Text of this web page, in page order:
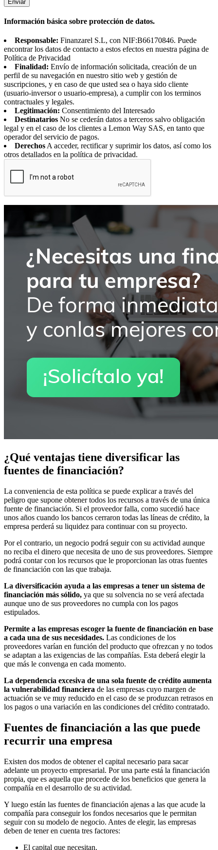
Enviar
Información básica sobre protección de datos.
Responsable: Finanzarel S.L, con NIF:B66170846. Puede
encontrar los datos de contacto a estos efectos en nuestra página de
Política de Privacidad
Finalidad: Envío de información solicitada, creación de un
perfil de su navegación en nuestro sitio web y gestión de
suscripciones, y en caso de que usted sea o haya sido cliente
(usuario-inversor o usuario-empresa), a cumplir con los terminos
contractuales y legales.
Legitimación: Consentimiento del Interesado
Destinatarios No se cederán datos a terceros salvo obligación
legal y en el caso de los clientes a Lemon Way SAS, en tanto que
operador del servicio de pagos.
Derechos A acceder, rectificar y suprimir los datos, así como los
otros detallados en la política de privacidad.
¿Qué ventajas tiene diversificar las
fuentes de financiación?
La conveniencia de esta política se puede explicar a través del
peligro que supone obtener todos los recursos a través de una única
fuente de financiación. Si el proveedor falla, como sucedió hace
unos años cuando los bancos cerraron todas las líneas de crédito, la
empresa perderá su liquidez para continuar con su proyecto.
Por el contrario, un negocio podrá seguir con su actividad aunque
no reciba el dinero que necesita de uno de sus proveedores. Siempre
podrá contar con los recursos que le proporcionan las otras fuentes
de financiación con las que trabaja.
La diversificación ayuda a las empresas a tener un sistema de
financiación más sólido, ya que su solvencia no se verá afectada
aunque uno de sus proveedores no cumpla con los pagos
estipulados.
Permite a las empresas escoger la fuente de financiación en base
a cada una de sus necesidades. Las condiciones de los
proveedores varían en función del producto que ofrezcan y no todos
se adaptan a las exigencias de las compañías. Esta deberá elegir la
que más le convenga en cada momento.
La dependencia excesiva de una sola fuente de crédito aumenta
la vulnerabilidad financiera de las empresas cuyo margen de
actuación se ve muy reducido en el caso de se produzcan retrasos en
los pagos o una variación en las condiciones del crédito contratado.
Fuentes de financiación a las que puede
recurrir una empresa
Existen dos modos de obtener el capital necesario para sacar
adelante un proyecto empresarial. Por una parte está la financiación
propia, que es aquella que procede de los beneficios que genera la
compañía en el desarrollo de su actividad.
Y luego están las fuentes de financiación ajenas a las que acude la
compañía para conseguir los fondos necesarios que le permitan
seguir con su modelo de negocio. Antes de elegir, las empresas
deben de tener en cuenta tres factores:
El capital que necesitan.